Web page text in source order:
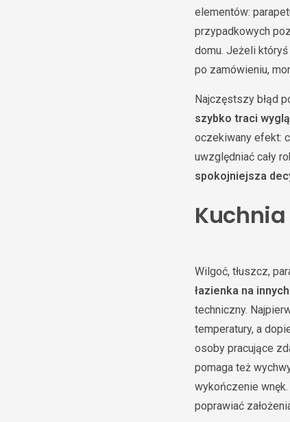
elementów:
przypadkowych
domu. Jeżeli
po zamówieniu,
Najczęstszy błąd
szybko traci
oczekiwany efekt:
uwzględniać cały
spokojniejsza
Wilgoć, tłuszcz,
łazienka na
techniczny.
temperatury, a
osoby pracujące
pomaga też
wykończenie
poprawiać